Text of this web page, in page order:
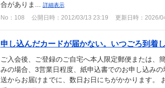
合がありま...
詳細表示
No：108 公開日時：2012/03/13 23:19 更新日時：2026/
申し込んだカードが届かない。いつごろ到着
ご入会後、ご登録のご自宅へ本人限定郵便または
みの場合、3営業日程度、紙申込書でのお申し込み
送からお届けまでに、数日お日にちがかかります。